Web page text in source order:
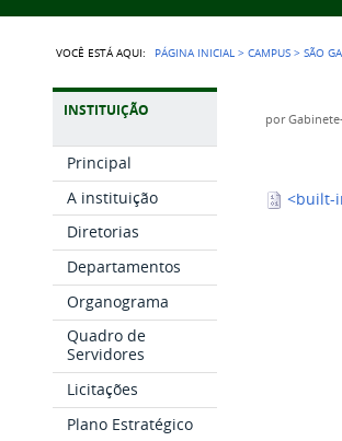
VOCÊ ESTÁ AQUI: PÁGINA INICIAL >CAMPUS >SÃO
INSTITUIÇÃO
Principal
A instituição
Diretorias
Departamentos
Organograma
Quadro de
Servidores
Licitações
Plano Estratégico
por
<built-